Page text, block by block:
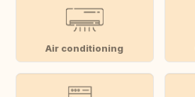
Air conditioning